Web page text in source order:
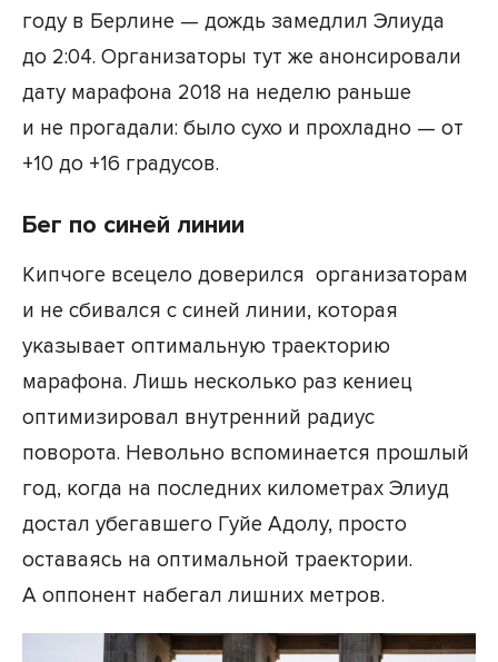
году в Берлине — дождь замедлил Элиуда
до 2:04. Организаторы тут же анонсировали
дату марафона 2018 на неделю раньше
и не прогадали: было сухо и прохладно — от
+10 до +16 градусов.
Бег по синей линии
Кипчоге всецело доверился организаторам
и не сбивался с синей линии, которая
указывает оптимальную траекторию
марафона. Лишь несколько раз кениец
оптимизировал внутренний радиус
поворота. Невольно вспоминается прошлый
год, когда на последних километрах Элиуд
достал убегавшего Гуйе Адолу, просто
оставаясь на оптимальной траектории.
А оппонент набегал лишних метров.